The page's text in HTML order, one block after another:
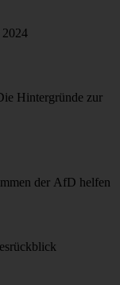
2024
Hintergründe zur
der AfD helfen